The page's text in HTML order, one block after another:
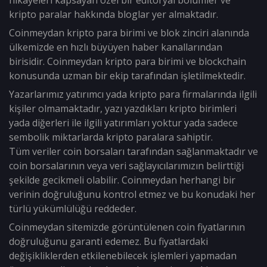
kripto paralar hakkında bloglar yer almaktadır.
Coinmeydan kripto para birimi ve blok zinciri alanında
ülkemizde en hızlı büyüyen haber kanallarından
birisidir. Coinmeydan kripto para birimi ve blockchain
konusunda uzman bir ekip tarafından işletilmektedir.
Yazarlarımız yatırımcı yada kripto para firmalarında ilgili
kişiler olmamaktadır, yazı yazdıkları kripto birimleri
yada diğerleri ile ilgili yatırımları yoktur yada sadece
sembolik miktarlarda kripto paralara sahiptir.
Tüm veriler coin borsaları tarafından sağlanmaktadır ve
coin borsalarının veya veri sağlayıcılarımızın belirttiği
şekilde gecikmeli olabilir. Coinmeydan herhangi bir
verinin doğruluğunu kontrol etmez ve bu konudaki her
türlü yükümlülüğü reddeder.
Coinmeydan sitemizde görüntülenen coin fiyatlarının
doğruluğunu garanti edemez. Bu fiyatlardaki
değişikliklerden etkilenebilecek işlemleri yapmadan